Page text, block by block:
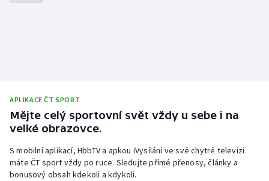
APLIKACE ČT SPORT
Mějte celý sportovní svět vždy u sebe i na
velké obrazovce.
S mobilní aplikací, HbbTV a apkou iVysílání ve své chytré televizi
máte ČT sport vždy po ruce. Sledujte přímé přenosy, články a
bonusový obsah kdekoli a kdykoli.